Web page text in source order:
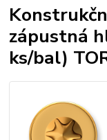
zápustná
ks/bal)